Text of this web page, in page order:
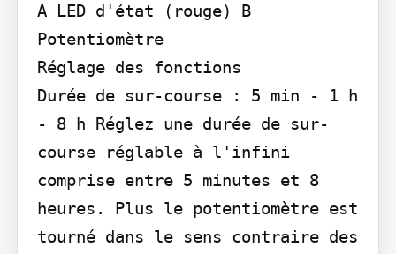
A LED d'état (rouge) B
Potentiomètre
Réglage des fonctions
Durée de sur-course : 5 min - 1 h
- 8 h Réglez une durée de sur-
course réglable à l'infini
comprise entre 5 minutes et 8
heures. Plus le potentiomètre est
tourné dans le sens contraire des